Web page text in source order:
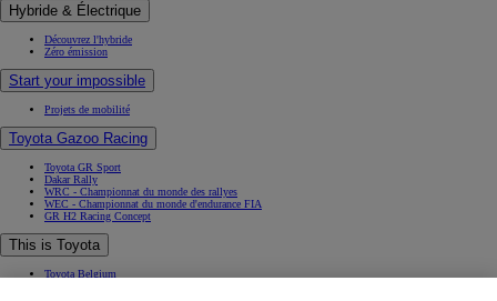
Hybride & Électrique
Découvrez l'hybride
Zéro émission
Start your impossible
Projets de mobilité
Toyota Gazoo Racing
Toyota GR Sport
Dakar Rally
WRC - Championnat du monde des rallyes
WEC - Championnat du monde d'endurance FIA
GR H2 Racing Concept
This is Toyota
Toyota Belgium